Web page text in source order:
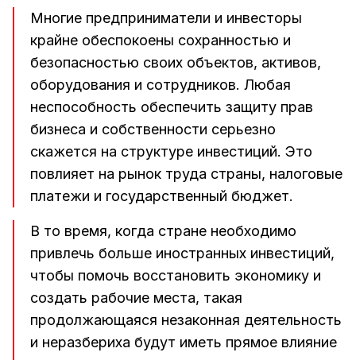
Многие предприниматели и инвесторы
крайне обеспокоены сохранностью и
безопасностью своих объектов, активов,
оборудования и сотрудников. Любая
неспособность обеспечить защиту прав
бизнеса и собственности серьезно
скажется на структуре инвестиций. Это
повлияет на рынок труда страны, налоговые
платежи и государственный бюджет.
В то время, когда стране необходимо
привлечь больше иностранных инвестиций,
чтобы помочь восстановить экономику и
создать рабочие места, такая
продолжающаяся незаконная деятельность
и неразбериха будут иметь прямое влияние